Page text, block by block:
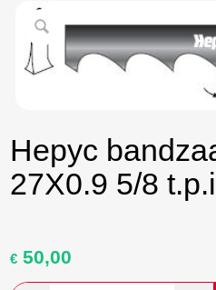
Hepyc
27X0.9 5/8
Oorspronkelijke
€ 50,00